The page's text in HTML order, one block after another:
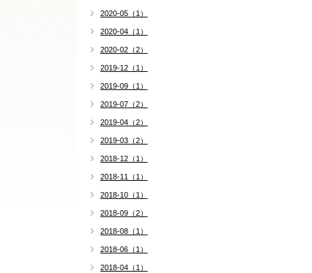
2020-05（1）
2020-04（1）
2020-02（2）
2019-12（1）
2019-09（1）
2019-07（2）
2019-04（2）
2019-03（2）
2018-12（1）
2018-11（1）
2018-10（1）
2018-09（2）
2018-08（1）
2018-06（1）
2018-04（1）